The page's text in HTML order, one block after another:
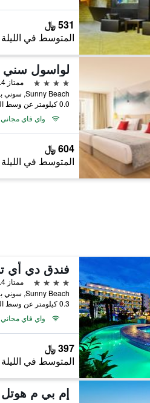
531 ﷼
المتوسط في الليلة
4 نجوم
ممتاز 8.4
Sunny Beach, سوني بيتش, بلغاريا
0.0 كيلومتر عن وسط المدينة
واي فاي مجاني
604 ﷼
المتوسط في الليلة
4 نجوم
ممتاز 8.4
Sunny Beach, سوني بيتش, بلغاريا
0.3 كيلومتر عن وسط المدينة
واي فاي مجاني
397 ﷼
المتوسط في الليلة